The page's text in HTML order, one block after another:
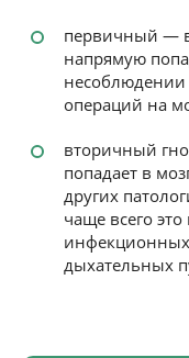
первичный —
напрямую
несоблюдении
операций на
вторичный
попадает в
других
чаще всего
дыхательных